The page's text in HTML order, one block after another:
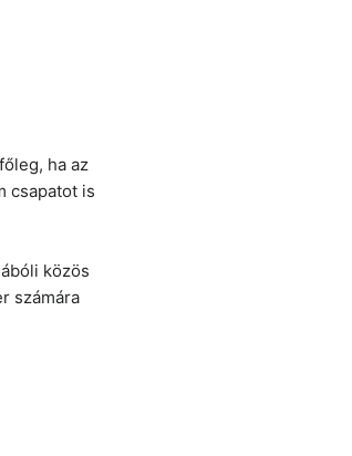
ha az
csapatot is
közös
számára